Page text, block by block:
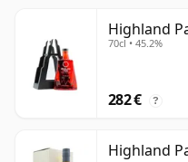
Highland
70cl • 45.2%
282 € ?
Highland